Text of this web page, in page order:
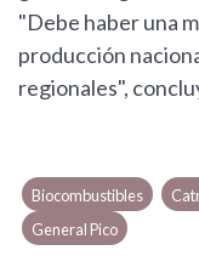
"Debe haber una
producción
regionales",
Biocombustibles
General Pico